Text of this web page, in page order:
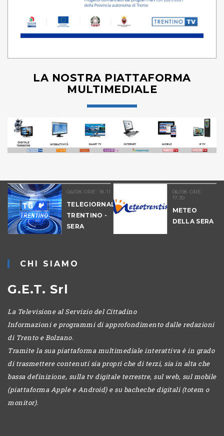
LA NOSTRA PIATTAFORMA
MULTIMEDIALE
06/08 ORE: 18.11
TELEGIORNALE
TRENTINO -
SERA
06/08 ORE:
17.30
METEO
DELLA SERA
CHI SIAMO
G.E.T. Srl
La Televisione al Servizio del Cittadino
Informazioni e programmi di approfondimento dalle redazioni
di Trento e Bolzano.
Tramite la sua piattaforma multimediale interattiva è in grado
di trasmettere contenuti sia propri che di terzi, sia in alta che
bassa definizione, sulla tv digitale terrestre, sul web, sul mobile
(piattaforma Apple e Android) e su bacheche digitali (totem o
monitor).